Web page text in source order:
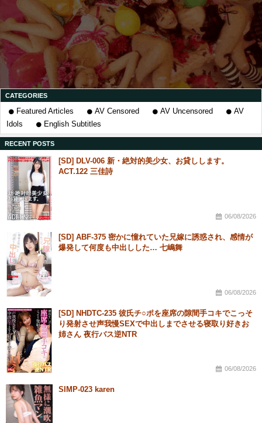
CATEGORIES
Featured Articles AV Censored AV Uncensored
AV
Idols
English Subtitles
RECENT POSTS
[SD] DLV-006 新・絶対的美少女、お貸しします。
ACT.122 三佳詩
06/08/2026
[SD] ABF-375 密かに憧れていた兄嫁に誘惑され、感情が
爆発して何度も中出しした… 七嶋舞
06/08/2026
[SD] NHDTC-235 彼氏チ○ポを座席の隙間手コキでこっそ
り発射させ声我慢SEXで中出しまでさせる寝取り好きお
姉さん 夜行バス逆NTR
06/08/2026
SIMP-023 karen